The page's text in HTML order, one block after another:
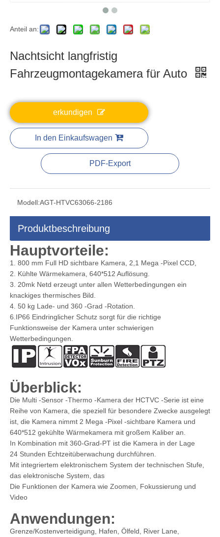
Anteil an:
Nachtsicht langfristig
Fahrzeugmontagekamera für Auto
erkundigen
In den Einkaufswagen
PDF-Export
Modell:AGT-HTVC63066-2186
Produktbeschreibung
Hauptvorteile:
1. 800 mm Full HD sichtbare Kamera, 2,1 Mega -Pixel CCD,
2. Kühlte Wärmekamera, 640*512 Auflösung.
3. 20mk Netd erzeugt unter allen Wetterbedingungen ein
knackiges thermisches Bild.
4. 50 kg Lade- und 360 -Grad -Rotation.
6.IP66 Eindringlicher Schutz sorgt für die richtige
Funktionsweise der Kamera unter schwierigen
Wetterbedingungen.
Überblick:
Die Multi -Sensor -Thermo -Kamera der HCTVC -Serie ist eine
Reihe von Kamera, die speziell für besondere Zwecke ausgelegt
ist, die Kamera nimmt 2 Mega -Pixel -sichtbare Kamera und
640*512 gekühlte Wärmekamera mit großem Kaliber an.
In Kombination mit 360-Grad-PT ist die Kamera in der Lage
24 Stunden Echtzeitüberwachung durchführen.
Mit integriertem elektronischem System der technischen Stufe,
das elektronische System, das
Die Funktionen der Kamera wie Zoomen, Fokussierung und
Video
Anwendungen:
Grenze/Kostenverteidigung, Hafen, Ölfeld, River Lane,